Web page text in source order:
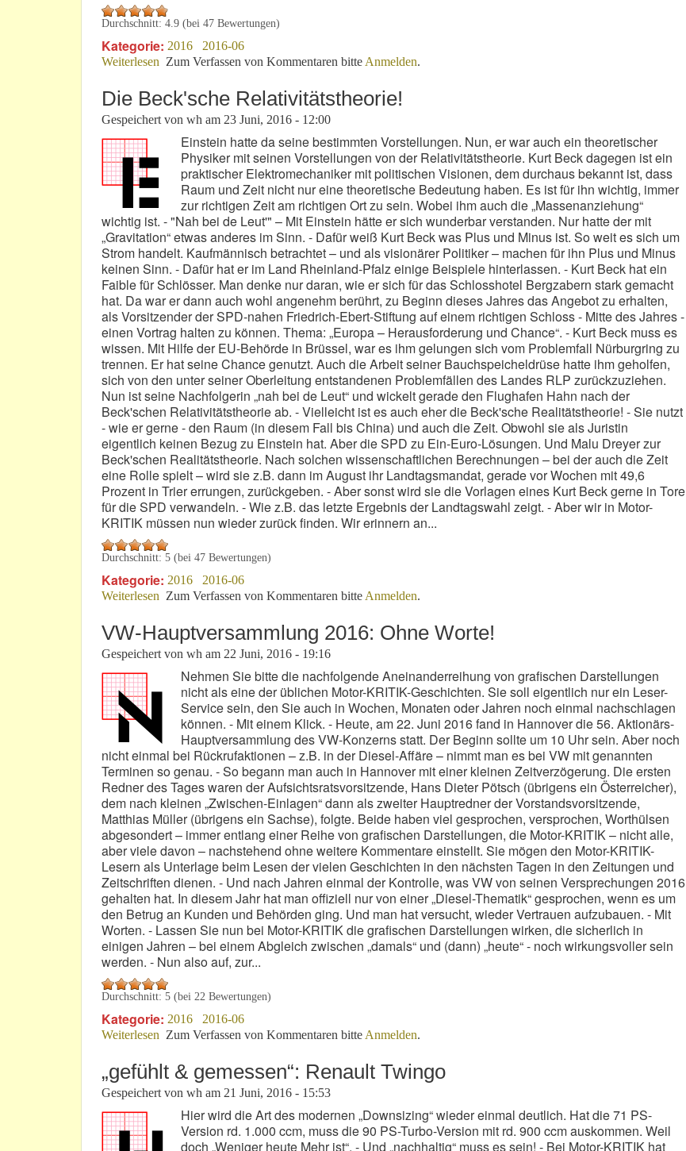
Durchschnitt: 4.9 (bei 47 Bewertungen)
Kategorie: 2016
2016-06
Weiterlesen über „Bollwerk gegen die Wirtschaftskrise“
Zum Verfassen von Kommentaren bitte Anmelden.
Die Beck'sche Relativitätstheorie!
Gespeichert von wh am 23 Juni, 2016 - 12:00
Einstein hatte da seine bestimmten Vorstellungen. Nun, er war auch ein theoretischer
Physiker mit seinen Vorstellungen von der Relativitätstheorie. Kurt Beck dagegen ist ein
praktischer Elektromechaniker mit politischen Visionen, dem durchaus bekannt ist, dass
Raum und Zeit nicht nur eine theoretische Bedeutung haben. Es ist für ihn wichtig, immer
zur richtigen Zeit am richtigen Ort zu sein. Wobei ihm auch die „Massenanziehung“
wichtig ist. - "Nah bei de Leut'" – Mit Einstein hätte er sich wunderbar verstanden. Nur hatte der mit
„Gravitation“ etwas anderes im Sinn. - Dafür weiß Kurt Beck was Plus und Minus ist. So weit es sich um
Strom handelt. Kaufmännisch betrachtet – und als visionärer Politiker – machen für ihn Plus und Minus
keinen Sinn. - Dafür hat er im Land Rheinland-Pfalz einige Beispiele hinterlassen. - Kurt Beck hat ein
Faible für Schlösser. Man denke nur daran, wie er sich für das Schlosshotel Bergzabern stark gemacht
hat. Da war er dann auch wohl angenehm berührt, zu Beginn dieses Jahres das Angebot zu erhalten,
als Vorsitzender der SPD-nahen Friedrich-Ebert-Stiftung auf einem richtigen Schloss - Mitte des Jahres -
einen Vortrag halten zu können. Thema: „Europa – Herausforderung und Chance“. - Kurt Beck muss es
wissen. Mit Hilfe der EU-Behörde in Brüssel, war es ihm gelungen sich vom Problemfall Nürburgring zu
trennen. Er hat seine Chance genutzt. Auch die Arbeit seiner Bauchspeicheldrüse hatte ihm geholfen,
sich von den unter seiner Oberleitung entstandenen Problemfällen des Landes RLP zurückzuziehen.
Nun ist seine Nachfolgerin „nah bei de Leut“ und wickelt gerade den Flughafen Hahn nach der
Beck'schen Relativitätstheorie ab. - Vielleicht ist es auch eher die Beck'sche Realitätstheorie! - Sie nutzt
- wie er gerne - den Raum (in diesem Fall bis China) und auch die Zeit. Obwohl sie als Juristin
eigentlich keinen Bezug zu Einstein hat. Aber die SPD zu Ein-Euro-Lösungen. Und Malu Dreyer zur
Beck'schen Realitätstheorie. Nach solchen wissenschaftlichen Berechnungen – bei der auch die Zeit
eine Rolle spielt – wird sie z.B. dann im August ihr Landtagsmandat, gerade vor Wochen mit 49,6
Prozent in Trier errungen, zurückgeben. - Aber sonst wird sie die Vorlagen eines Kurt Beck gerne in Tore
für die SPD verwandeln. - Wie z.B. das letzte Ergebnis der Landtagswahl zeigt. - Aber wir in Motor-
KRITIK müssen nun wieder zurück finden. Wir erinnern an...
Durchschnitt: 5 (bei 47 Bewertungen)
Kategorie: 2016
2016-06
Weiterlesen über Die Beck'sche Relativitätstheorie!
Zum Verfassen von Kommentaren bitte Anmelden.
VW-Hauptversammlung 2016: Ohne Worte!
Gespeichert von wh am 22 Juni, 2016 - 19:16
Nehmen Sie bitte die nachfolgende Aneinanderreihung von grafischen Darstellungen
nicht als eine der üblichen Motor-KRITIK-Geschichten. Sie soll eigentlich nur ein Leser-
Service sein, den Sie auch in Wochen, Monaten oder Jahren noch einmal nachschlagen
können. - Mit einem Klick. - Heute, am 22. Juni 2016 fand in Hannover die 56. Aktionärs-
Hauptversammlung des VW-Konzerns statt. Der Beginn sollte um 10 Uhr sein. Aber noch
nicht einmal bei Rückrufaktionen – z.B. in der Diesel-Affäre – nimmt man es bei VW mit genannten
Terminen so genau. - So begann man auch in Hannover mit einer kleinen Zeitverzögerung. Die ersten
Redner des Tages waren der Aufsichtsratsvorsitzende, Hans Dieter Pötsch (übrigens ein Österreicher),
dem nach kleinen „Zwischen-Einlagen“ dann als zweiter Hauptredner der Vorstandsvorsitzende,
Matthias Müller (übrigens ein Sachse), folgte. Beide haben viel gesprochen, versprochen, Worthülsen
abgesondert – immer entlang einer Reihe von grafischen Darstellungen, die Motor-KRITIK – nicht alle,
aber viele davon – nachstehend ohne weitere Kommentare einstellt. Sie mögen den Motor-KRITIK-
Lesern als Unterlage beim Lesen der vielen Geschichten in den nächsten Tagen in den Zeitungen und
Zeitschriften dienen. - Und nach Jahren einmal der Kontrolle, was VW von seinen Versprechungen 2016
gehalten hat. In diesem Jahr hat man offiziell nur von einer „Diesel-Thematik“ gesprochen, wenn es um
den Betrug an Kunden und Behörden ging. Und man hat versucht, wieder Vertrauen aufzubauen. - Mit
Worten. - Lassen Sie nun bei Motor-KRITIK die grafischen Darstellungen wirken, die sicherlich in
einigen Jahren – bei einem Abgleich zwischen „damals“ und (dann) „heute“ - noch wirkungsvoller sein
werden. - Nun also auf, zur...
Durchschnitt: 5 (bei 22 Bewertungen)
Kategorie: 2016
2016-06
Weiterlesen über VW-Hauptversammlung 2016: Ohne Worte!
Zum Verfassen von Kommentaren bitte Anmelden.
„gefühlt & gemessen“: Renault Twingo
Gespeichert von wh am 21 Juni, 2016 - 15:53
Hier wird die Art des modernen „Downsizing“ wieder einmal deutlich. Hat die 71 PS-
Version rd. 1.000 ccm, muss die 90 PS-Turbo-Version mit rd. 900 ccm auskommen. Weil
doch „Weniger heute Mehr ist“. - Und „nachhaltig“ muss es sein! - Bei Motor-KRITIK hat